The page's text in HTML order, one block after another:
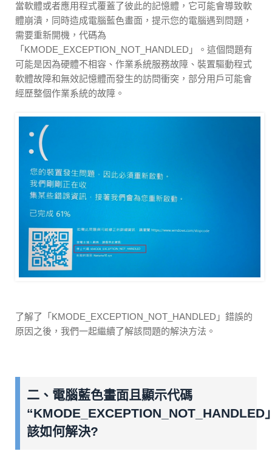
當軟體或者應用程式覆蓋了彼此的記憶體，它可能會導致軟
體崩潰，同時造成電腦藍色畫面，提示您的電腦遇到問題，
需要重新開機，代碼為
「KMODE_EXCEPTION_NOT_HANDLED」。這個問題有
可能是因為硬體不相容、作業系統服務故障、裝置驅動程式
軟體故障和無效記憶體而發生的訪問衝突，部分用戶可能會
經歷整個作業系統的故障。
了解了「KMODE_EXCEPTION_NOT_HANDLED」錯誤的
原因之後，我們一起繼續了解該問題的解決方法。
二、電腦藍色畫面且顯示代碼
“KMODE_EXCEPTION_NOT_HANDLED
該如何解決?